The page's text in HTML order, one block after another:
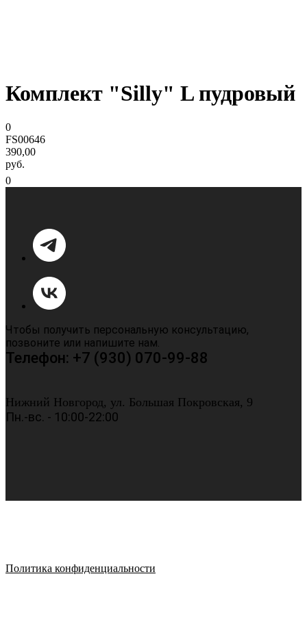
Комплект "Silly" L пудровый
0
FS00646
390,00
руб.
0
Чтобы получить персональную консультацию,
позвоните или напишите нам.
Телефон: +7 (930) 070-99-88
Нижний Новгород, ул. Большая Покровская, 9
Пн.-вс. - 10:00-22:00
Политика конфиденциальности